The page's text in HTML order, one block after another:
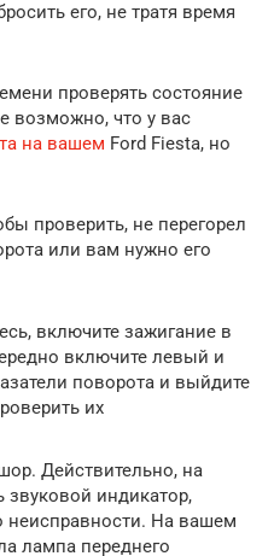
его, не тратя время
проверять состояние
возможно, что у вас
на вашем Ford Fiesta, но
проверить, не перегорел
или вам нужно его
включите зажигание в
включите левый и
поворота и выйдите
их
Действительно, на
индикатор,
На вашем
лампа переднего